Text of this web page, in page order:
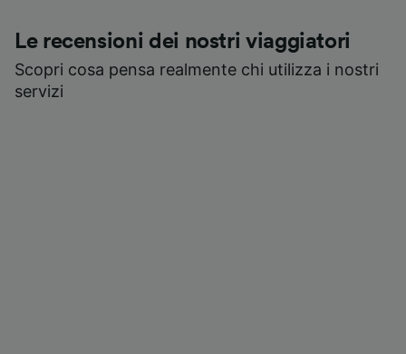
Le recensioni dei nostri viaggiatori
Scopri cosa pensa realmente chi utilizza i nostri
servizi